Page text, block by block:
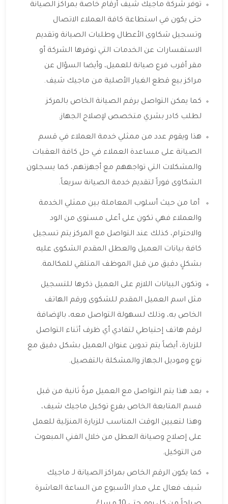
توفر شركة ماجيك شيف أرقام خاصة بمراكز الصيانة
حتى يكون في استطاعة كافة العملاء الاتصال
وتسجيل شكاوى الأعطال وطلبات الصيانة وتقديم
الاستفسارات عن الخدمات التي توفرها الشركة أو
مقر أقرب فرع صيانة للعميل، وأيضا السؤال عن
مراكز بيع قطع الغيار الأصلية من ماجيك شيف.
كما يمكن التواصل برقم الصيانة الخاص بالمركز
لطلب كادر بشري متخصص لإصلاح الجهاز.
هذا ويقوم عدد من ممثلي خدمة العملاء في قسم
الصيانة على مساعدة العملاء في حل كافة العقبات
والمشكلات التي تواجههم مع أجهزتهم، كما يسجلون
الشكاوى فوراً لتقديم خدمة الصيانة سريعاً.
أما من حيث أسلوب المعاملة بين ممثلي الخدمة
والعملاء فهي تكون على أعلى مستوى من الود
والاحترام، كذلك عند التواصل مع المركز يتم تسجيل
كافة بيانات العميل والعطل المقدم الشكوى عليه
بشكلٍ دقيق من قبل الموظف المتلقي للمكالمة.
وتكون البيانات اللازم على العميل ذكرها للتسجيل
مثل اسم العميل المقدم للشكوى ورقم الهاتف
الخاص به، وذلك لسهولة التواصل معه، بالإضافة
لرقم هاتف إحتياطي لتفادي أي ظرف أثناء التواصل
للزيارة، أيضاً يتم تدوين عنوان العميل بشكل دقيق مع
نوع وموديل الجهاز والمشكلة بالتفصيل.
بعد هذا يتم التواصل مع العميل مرةً ثانية من قبل
قسم المتابعة الخاص بفرع توكيل ماجيك شيف،
وهذا لتعيين الوقت المناسب للزيارة المنزلية للعمل
على إصلاح وصيانة العطل من خلال الفني المبعوث
من التوكيل.
كما يكون الرقم الخاص بمراكز الصيانة لـ ماجيك
شيف فعال على مدار الأسبوع من الساعة العاشرة